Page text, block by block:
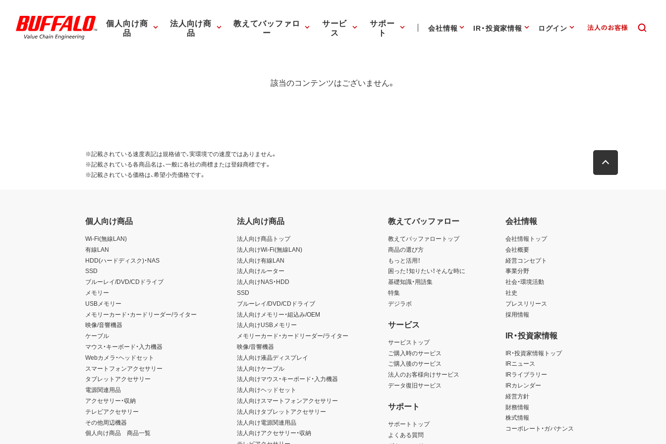
個人向け商
品
法人向け商
品
教えてバッファロ
ー
サービ
ス
サポー
ト 会社情報 IR・投資家情報 ログイン
該当のコンテンツはございません。
※記載されている速度表記は規格値で、実環境での速度ではありません。
※記載されている各商品名は、一般に各社の商標または登録商標です。
※記載されている価格は、希望小売価格です。
個人向け商品
Wi-Fi(無線LAN)
有線LAN
HDD(ハードディスク)・NAS
SSD
ブルーレイ/DVD/CDドライブ
メモリー
USBメモリー
メモリーカード・カードリーダー/ライター
映像/音響機器
ケーブル
マウス・キーボード・入力機器
Webカメラ・ヘッドセット
スマートフォンアクセサリー
タブレットアクセサリー
電源関連用品
アクセサリー・収納
テレビアクセサリー
その他周辺機器
個人向け商品 商品一覧
法人向け商品
法人向け商品トップ
法人向けWi-Fi(無線LAN)
法人向け有線LAN
法人向けルーター
法人向けNAS・HDD
SSD
ブルーレイ/DVD/CDドライブ
法人向けメモリー・組込み/OEM
法人向けUSBメモリー
メモリーカード・カードリーダー/ライター
映像/音響機器
法人向け液晶ディスプレイ
法人向けケーブル
法人向けマウス・キーボード・入力機器
法人向けヘッドセット
法人向けスマートフォンアクセサリー
法人向けタブレットアクセサリー
法人向け電源関連用品
法人向けアクセサリー・収納
教えてバッファロー
教えてバッファロートップ
商品の選び方
もっと活用！
困った！知りたい！そんな時に
基礎知識・用語集
特集
デジラボ
サービス
サービストップ
ご購入時のサービス
ご購入後のサービス
法人のお客様向けサービス
データ復旧サービス
サポート
サポートトップ
よくある質問
会社情報
会社情報トップ
会社概要
経営コンセプト
事業分野
社会・環境活動
社史
プレスリリース
採用情報
IR・投資家情報
IR・投資家情報トップ
IRニュース
IRライブラリー
IRカレンダー
経営方針
財務情報
株式情報
コーポレート・ガバナンス